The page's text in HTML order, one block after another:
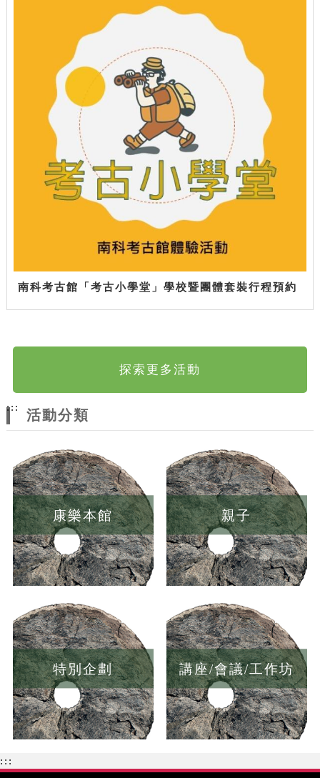
南科考古館「考古小學堂」學校暨團體套裝行程預約
探索更多活動
:::
活動分類
康樂本館 親子
特別企劃 講座/會議/工作坊
:::